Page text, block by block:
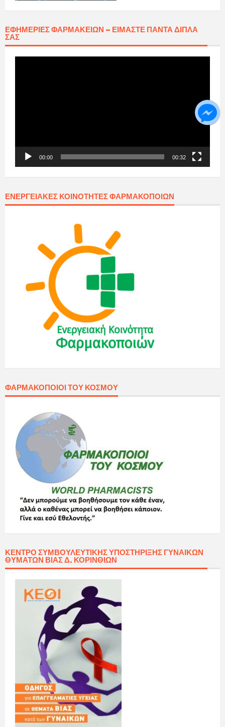
ΕΦΗΜΕΡΊΕΣ ΦΑΡΜΑΚΕΊΩΝ – ΕΊΜΑΣΤΕ ΠΆΝΤΑ ΔΊΠΛΑ
ΣΑΣ
00:00 00:32
ΕΝΕΡΓΕΙΑΚΈΣ ΚΟΙΝΌΤΗΤΕΣ ΦΑΡΜΑΚΟΠΟΙΏΝ
ΦΑΡΜΑΚΟΠΟΙΟΊ ΤΟΥ ΚΌΣΜΟΥ
ΚΈΝΤΡΟ ΣΥΜΒΟΥΛΕΥΤΙΚΉΣ ΥΠΟΣΤΉΡΙΞΗΣ ΓΥΝΑΙΚΏΝ
ΘΥΜΆΤΩΝ ΒΊΑΣ Δ. ΚΟΡΙΝΘΊΩΝ